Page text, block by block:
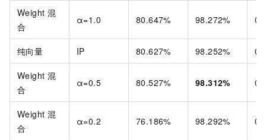
Weight 混
合
α=1.0 80.647% 98.272%
纯向量 IP 80.627% 98.252%
Weight 混
合
α=0.5 80.527% 98.312%
Weight 混
合
α=0.2 76.186% 98.292%